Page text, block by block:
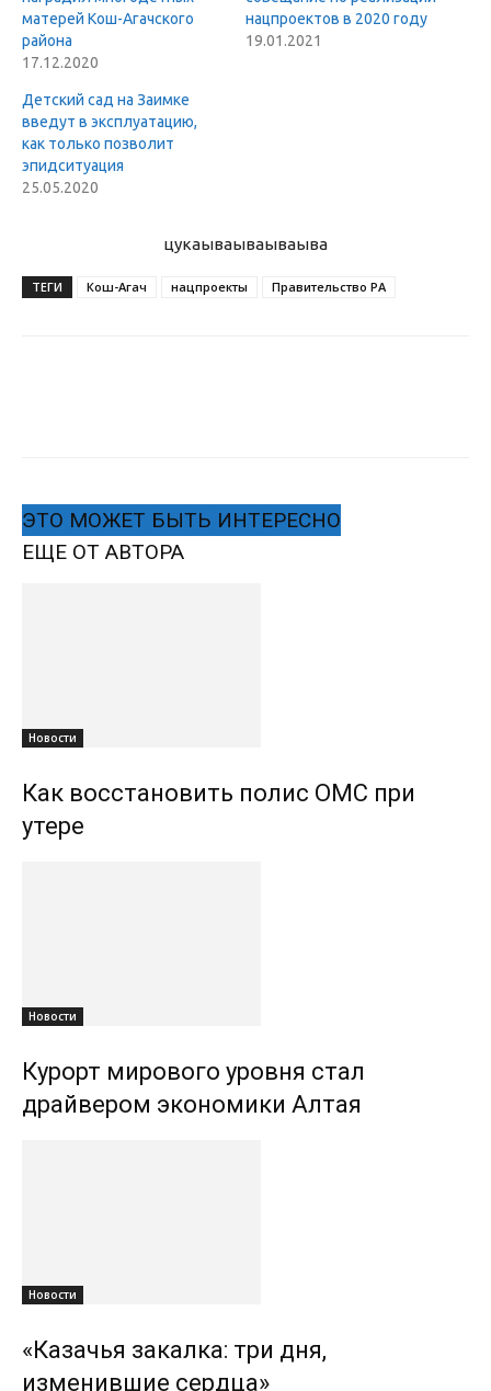
матерей Кош-Агачского
района
17.12.2020
нацпроектов в 2020 году
19.01.2021
Детский сад на Заимке
введут в эксплуатацию,
как только позволит
эпидситуация
25.05.2020
цукаываываываыва
ТЕГИ Кош-Агач нацпроекты Правительство РА
ЭТО МОЖЕТ БЫТЬ ИНТЕРЕСНО
ЕЩЕ ОТ АВТОРА
Новости
Как восстановить полис ОМС при
утере
Новости
Курорт мирового уровня стал
драйвером экономики Алтая
Новости
«Казачья закалка: три дня,
изменившие сердца»